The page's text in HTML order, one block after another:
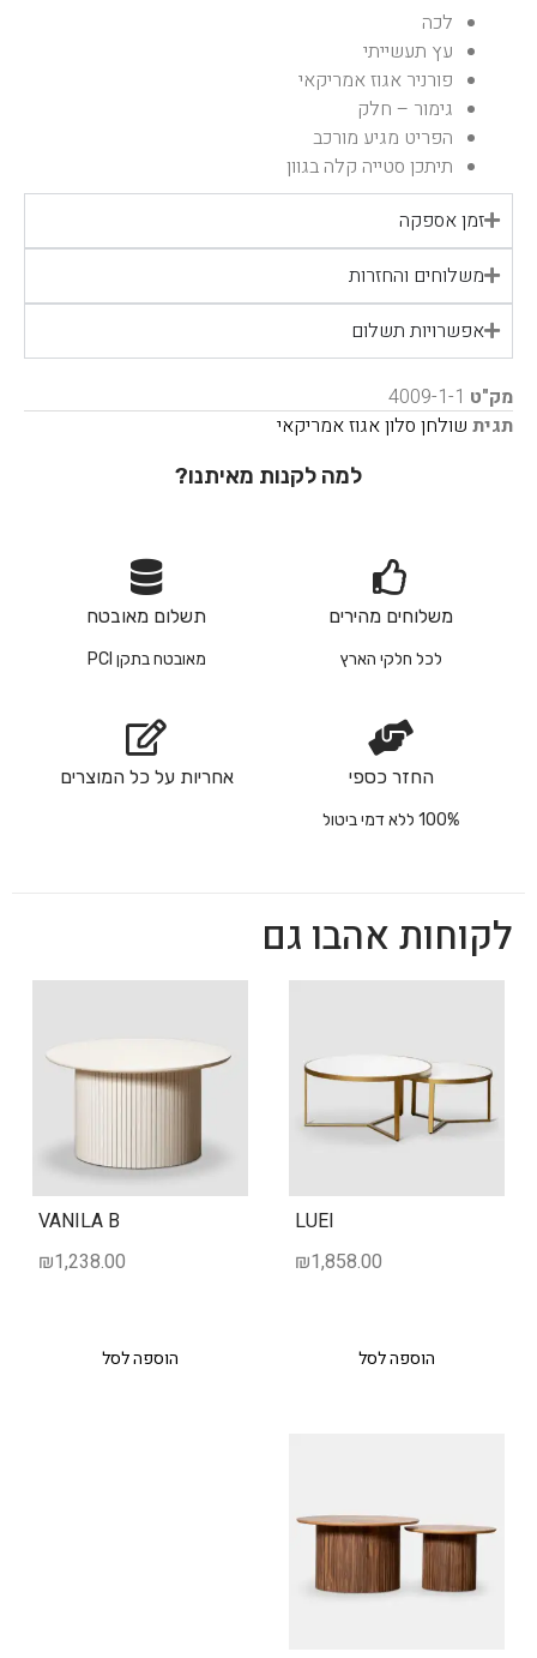
לכה
עץ תעשייתי
פורניר אגוז אמריקאי
גימור – חלק
הפריט מגיע מורכב
תיתכן סטייה קלה בגוון
זמן אספקה
משלוחים והחזרות
אפשרויות תשלום
מק"ט 4009-1-1
תגית שולחן סלון אגוז אמריקאי
למה לקנות מאיתנו?
משלוחים מהירים
לכל חלקי הארץ
תשלום מאובטח
מאובטח בתקן PCI
החזר כספי
100% ללא דמי ביטול
אחריות על כל המוצרים
לקוחות אהבו גם
LUEI
₪1,858.00
הוספה לסל
VANILA B
₪1,238.00
הוספה לסל